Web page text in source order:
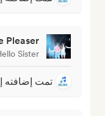
Pleaser
Sister
تمت إضافته